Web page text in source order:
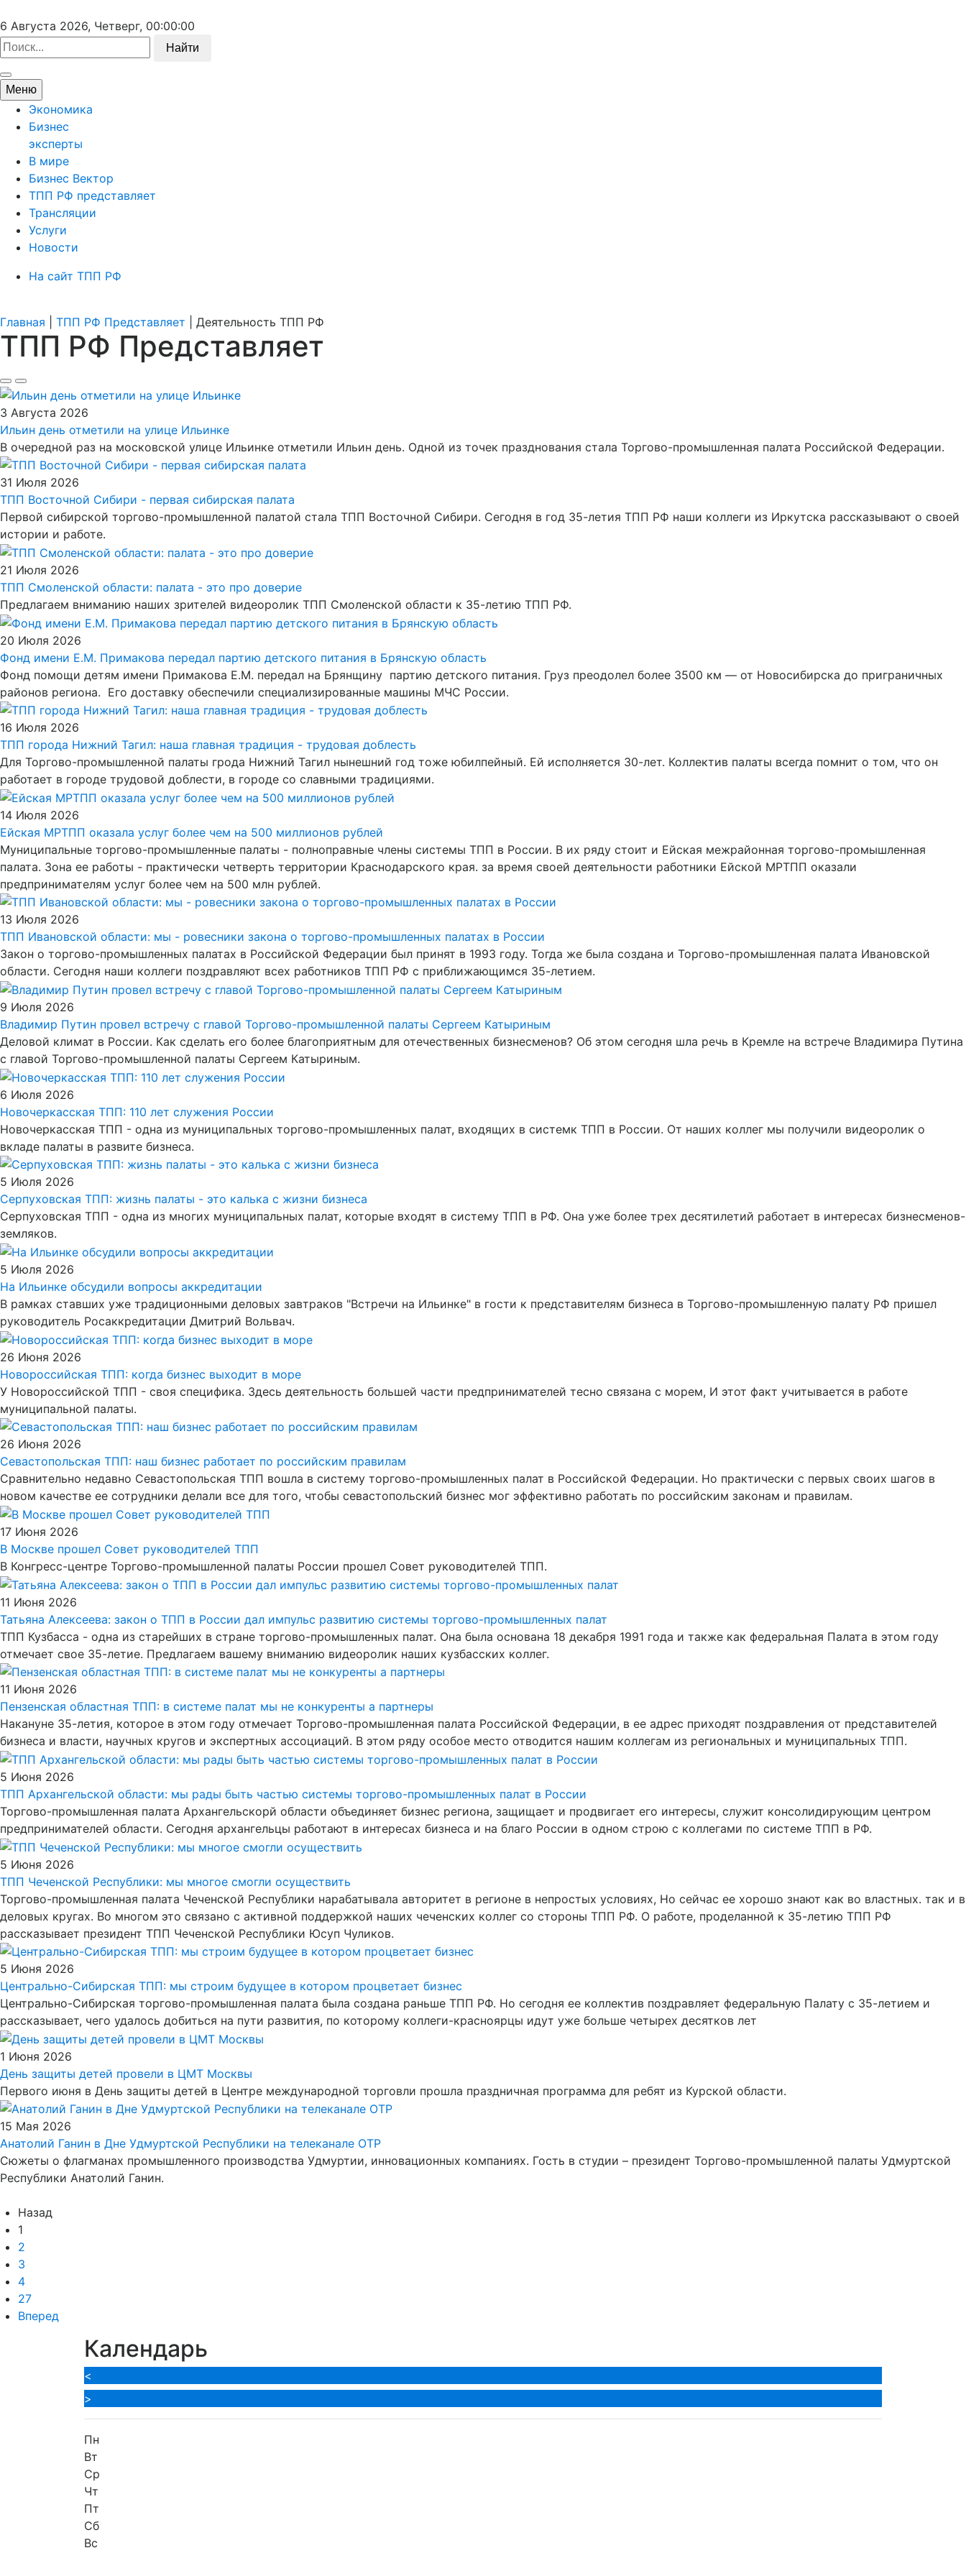
6 Августа 2026, Четверг, 00:00:00
Найти
Меню
Экономика
Бизнес
эксперты
В мире
Бизнес Вектор
ТПП РФ представляет
Трансляции
Услуги
Новости
На сайт ТПП РФ
Главная ТПП РФ Представляет Деятельность ТПП РФ
ТПП РФ Представляет
3 Августа 2026
Ильин день отметили на улице Ильинке
В очередной раз на московской улице Ильинке отметили Ильин день. Одной из точек празднования стала Торгово-промышленная палата Российской Федерации.
31 Июля 2026
ТПП Восточной Сибири - первая сибирская палата
Первой сибирской торгово-промышленной палатой стала ТПП Восточной Сибири. Сегодня в год 35-летия ТПП РФ наши коллеги из Иркутска рассказывают о своей
истории и работе.
21 Июля 2026
ТПП Смоленской области: палата - это про доверие
Предлагаем вниманию наших зрителей видеоролик ТПП Смоленской области к 35-летию ТПП РФ.
20 Июля 2026
Фонд имени Е.М. Примакова передал партию детского питания в Брянскую область
Фонд помощи детям имени Примакова Е.М. передал на Брянщину партию детского питания. Груз преодолел более 3500 км — от Новосибирска до приграничных
районов региона. Его доставку обеспечили специализированные машины МЧС России.
16 Июля 2026
ТПП города Нижний Тагил: наша главная традиция - трудовая доблесть
Для Торгово-промышленной палаты грода Нижний Тагил нынешний год тоже юбилпейный. Ей исполняется 30-лет. Коллектив палаты всегда помнит о том, что он
работает в городе трудовой доблести, в городе со славными традициями.
14 Июля 2026
Ейская МРТПП оказала услуг более чем на 500 миллионов рублей
Муниципальные торгово-промышленные палаты - полноправные члены системы ТПП в России. В их ряду стоит и Ейская межрайонная торгово-промышленная
палата. Зона ее работы - практически четверть территории Краснодарского края. за время своей деятельности работники Ейской МРТПП оказали
предпринимателям услуг более чем на 500 млн рублей.
13 Июля 2026
ТПП Ивановской области: мы - ровесники закона о торгово-промышленных палатах в России
Закон о торгово-промышленных палатах в Российской Федерации был принят в 1993 году. Тогда же была создана и Торгово-промышленная палата Ивановской
области. Сегодня наши коллеги поздравляют всех работников ТПП РФ с приближающимся 35-летием.
9 Июля 2026
Владимир Путин провел встречу с главой Торгово-промышленной палаты Сергеем Катыриным
Деловой климат в России. Как сделать его более благоприятным для отечественных бизнесменов? Об этом сегодня шла речь в Кремле на встрече Владимира Путина
с главой Торгово-промышленной палаты Сергеем Катыриным.
6 Июля 2026
Новочеркасская ТПП: 110 лет служения России
Новочеркасская ТПП - одна из муниципальных торгово-промышленных палат, входящих в системк ТПП в России. От наших коллег мы получили видеоролик о
вкладе палаты в развите бизнеса.
5 Июля 2026
Серпуховская ТПП: жизнь палаты - это калька с жизни бизнеса
Серпуховская ТПП - одна из многих муниципальных палат, которые входят в систему ТПП в РФ. Она уже более трех десятилетий работает в интересах бизнесменов-
земляков.
5 Июля 2026
На Ильинке обсудили вопросы аккредитации
В рамках ставших уже традиционными деловых завтраков "Встречи на Ильинке" в гости к представителям бизнеса в Торгово-промышленную палату РФ пришел
руководитель Росаккредитации Дмитрий Вольвач.
26 Июня 2026
Новороссийская ТПП: когда бизнес выходит в море
У Новороссийской ТПП - своя специфика. Здесь деятельность большей части предпринимателей тесно связана с морем, И этот факт учитывается в работе
муниципальной палаты.
26 Июня 2026
Севастопольская ТПП: наш бизнес работает по российским правилам
Сравнительно недавно Севастопольская ТПП вошла в систему торгово-промышленных палат в Российской Федерации. Но практически с первых своих шагов в
новом качестве ее сотрудники делали все для того, чтобы севастопольский бизнес мог эффективно работать по российским законам и правилам.
17 Июня 2026
В Москве прошел Совет руководителей ТПП
В Конгресс-центре Торгово-промышленной палаты России прошел Совет руководителей ТПП.
11 Июня 2026
Татьяна Алексеева: закон о ТПП в России дал импульс развитию системы торгово-промышленных палат
ТПП Кузбасса - одна из старейших в стране торгово-промышленных палат. Она была основана 18 декабря 1991 года и также как федеральная Палата в этом году
отмечает свое 35-летие. Предлагаем вашему вниманию видеоролик наших кузбасских коллег.
11 Июня 2026
Пензенская областная ТПП: в системе палат мы не конкуренты а партнеры
Накануне 35-летия, которое в этом году отмечает Торгово-промышленная палата Российской Федерации, в ее адрес приходят поздравления от представителей
бизнеса и власти, научных кругов и экспертных ассоциаций. В этом ряду особое место отводится нашим коллегам из региональных и муниципальных ТПП.
5 Июня 2026
ТПП Архангельской области: мы рады быть частью системы торгово-промышленных палат в России
Торгово-промышленная палата Архангельскорй области объединяет бизнес региона, защищает и продвигает его интересы, служит консолидирующим центром
предпринимателей области. Сегодня архангельцы работают в интересах бизнеса и на благо России в одном строю с коллегами по системе ТПП в РФ.
5 Июня 2026
ТПП Чеченской Республики: мы многое смогли осуществить
Торгово-промышленная палата Чеченской Республики нарабатывала авторитет в регионе в непростых условиях, Но сейчас ее хорошо знают как во властных. так и в
деловых кругах. Во многом это связано с активной поддержкой наших чеченских коллег со стороны ТПП РФ. О работе, проделанной к 35-летию ТПП РФ
рассказывает президент ТПП Чеченской Республики Юсуп Чуликов.
5 Июня 2026
Центрально-Сибирская ТПП: мы строим будущее в котором процветает бизнес
Центрально-Сибирская торгово-промышленная палата была создана раньше ТПП РФ. Но сегодня ее коллектив поздравляет федеральную Палату с 35-летием и
рассказывает, чего удалось добиться на пути развития, по которому коллеги-красноярцы идут уже больше четырех десятков лет
1 Июня 2026
День защиты детей провели в ЦМТ Москвы
Первого июня в День защиты детей в Центре международной торговли прошла праздничная программа для ребят из Курской области.
15 Мая 2026
Анатолий Ганин в Дне Удмуртской Республики на телеканале ОТР
Сюжеты о флагманах промышленного производства Удмуртии, инновационных компаниях. Гость в студии – президент Торгово-промышленной палаты Удмуртской
Республики Анатолий Ганин.
Назад
1
2
3
4
27
Вперед
Календарь
<
>
Пн
Вт
Ср
Чт
Пт
Сб
Вс